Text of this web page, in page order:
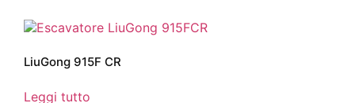
LiuGong 915F CR
Leggi tutto